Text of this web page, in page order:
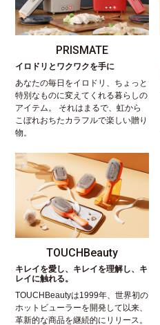
PRISMATE
イロドリとワクワクを手に
あなたの毎日をイロドリ、ちょっと
特別なものに変えてくれる暮らしの
アイテム。 それはまるで、虹から
こぼれおちたカラフルで楽しい贈り
物。
TOUCHBeauty
キレイを愛し、キレイを理解し、キ
レイに触れる。
TOUCHBeautyは1999年、世界初の
ホットビューラーを開発して以来、
革新的な商品を継続的にリリース。